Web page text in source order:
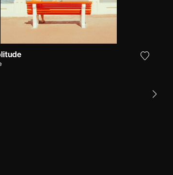
alla mia lista dei desideri